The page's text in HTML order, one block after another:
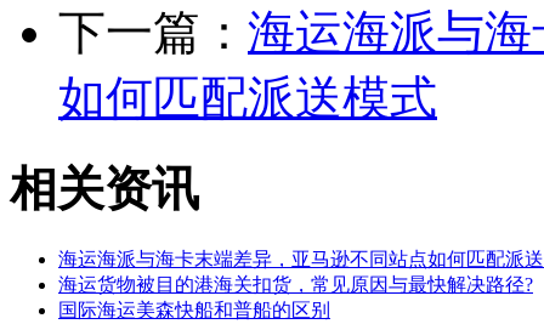
下一篇： 海运海派与
如何匹配派送模式
相关资讯
海运海派与海卡末端差异，亚马逊不同站点如何匹配派送
海运货物被目的港海关扣货，常见原因与最快解决路径?
国际海运美森快船和普船的区别